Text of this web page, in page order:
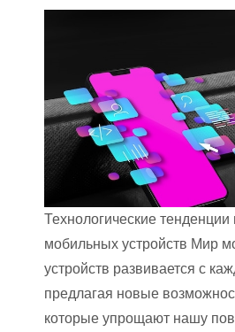
Технологические
мобильных устройств Мир
устройств развивается с
предлагая новые
которые упрощают нашу